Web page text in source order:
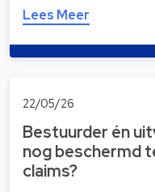
Lees Meer
22/05/26
Bestuurder én
nog beschermd
claims?